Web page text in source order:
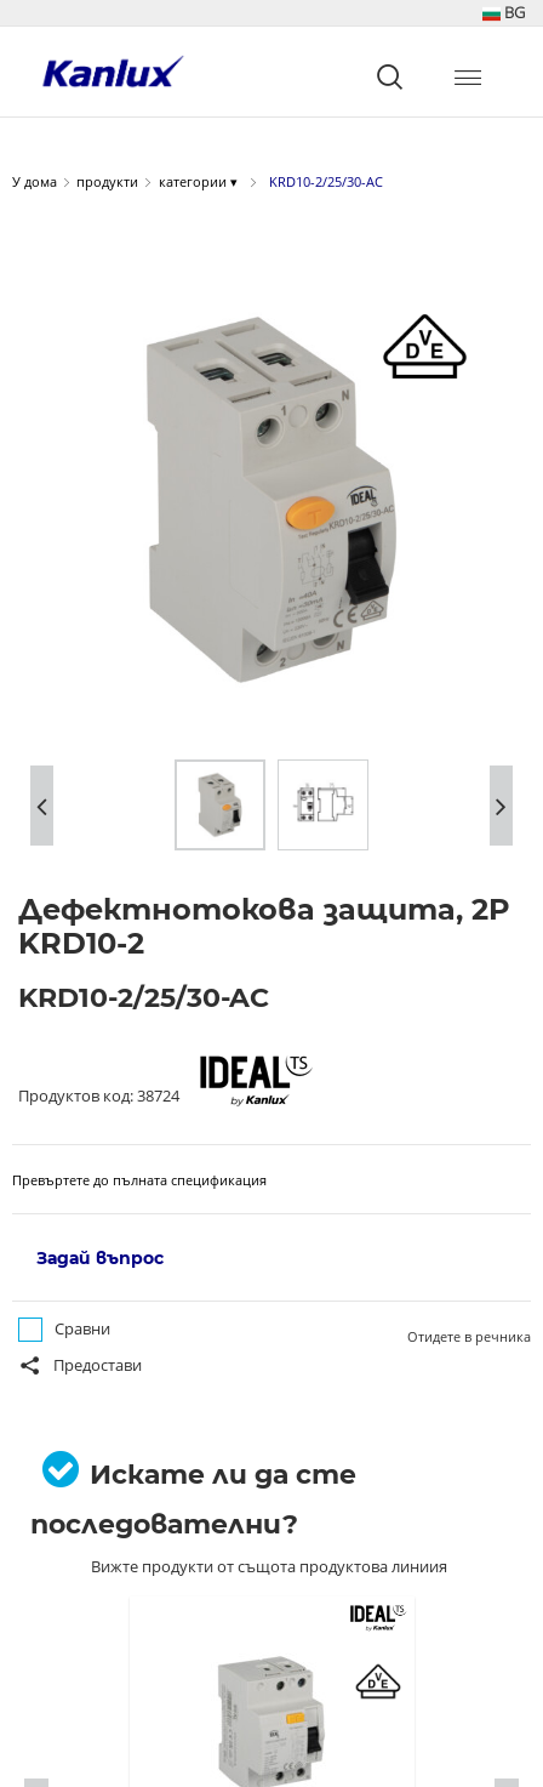
BG
główna
У дома продукти категории ▾ KRD10-2/25/30-AC
Дефектнотокова защита, 2P
KRD10-2
KRD10-2/25/30-AC
Продуктов код: 38724
Превъртете до пълната спецификация
Задай въпрос
Сравни
Предостави
Отидете в речника
Искате ли да сте
последователни?
Вижте продукти от същота продуктова линиия